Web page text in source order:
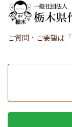
ご質問・ご要望は